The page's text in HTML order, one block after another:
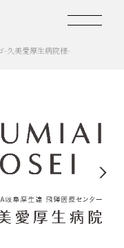
-久美愛厚生病院様-